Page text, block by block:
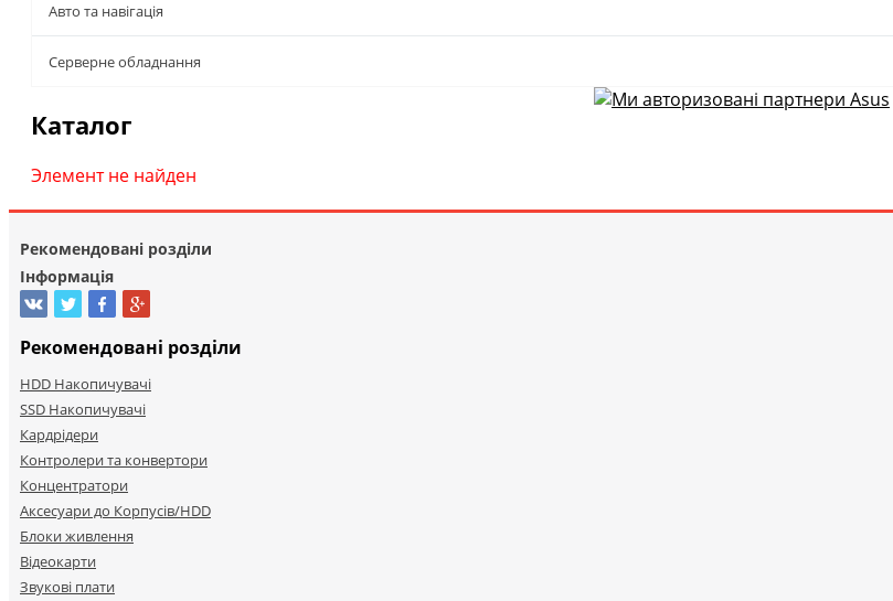
Авто та навігація
Серверне обладнання
Каталог
Элемент не найден
Рекомендовані розділи
Інформація
Рекомендовані розділи
HDD Накопичувачі
SSD Накопичувачі
Кардрідери
Контролери та конвертори
Концентратори
Аксесуари до Корпусів/HDD
Блоки живлення
Відеокарти
Звукові плати